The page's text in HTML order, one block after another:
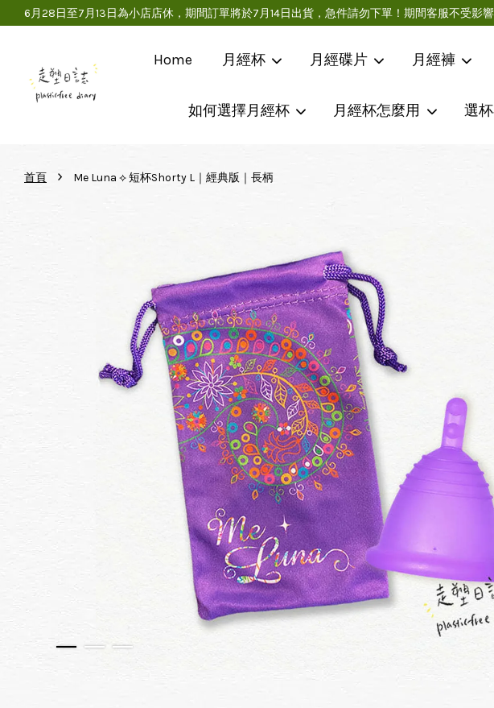
6月28日至7月13日為小店店休，期間訂單將於7月14日出貨，急件請勿下單！期間客服不受
Home 月經杯 月經碟片 月經褲
如何選擇月經杯 月經杯怎麼用 選
首頁 › Me Luna ⟡ 短杯Shorty L｜經典版｜長柄